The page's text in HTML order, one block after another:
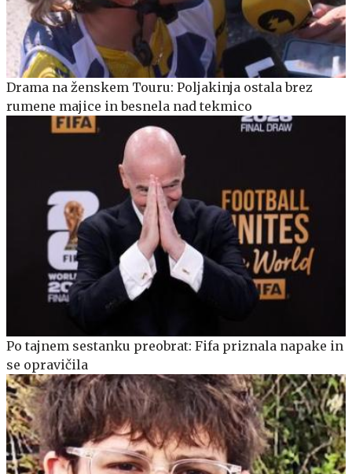
Drama na ženskem Touru: Poljakinja ostala brez
rumene majice in besnela nad tekmico
Po tajnem sestanku preobrat: Fifa priznala napake in
se opravičila